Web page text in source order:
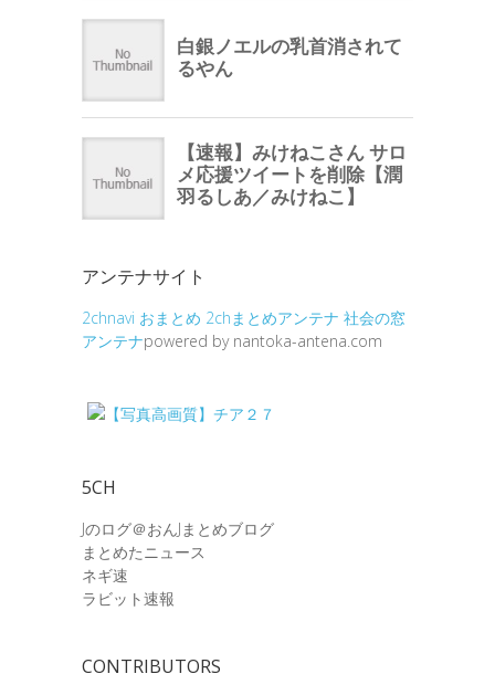
アンテナサイト
2chnavi おまとめ 2chまとめアンテナ 社会の窓
アンテナpowered by nantoka-antena.com
5CH
Jのログ＠おんJまとめブログ
まとめたニュース
ネギ速
ラビット速報
CONTRIBUTORS